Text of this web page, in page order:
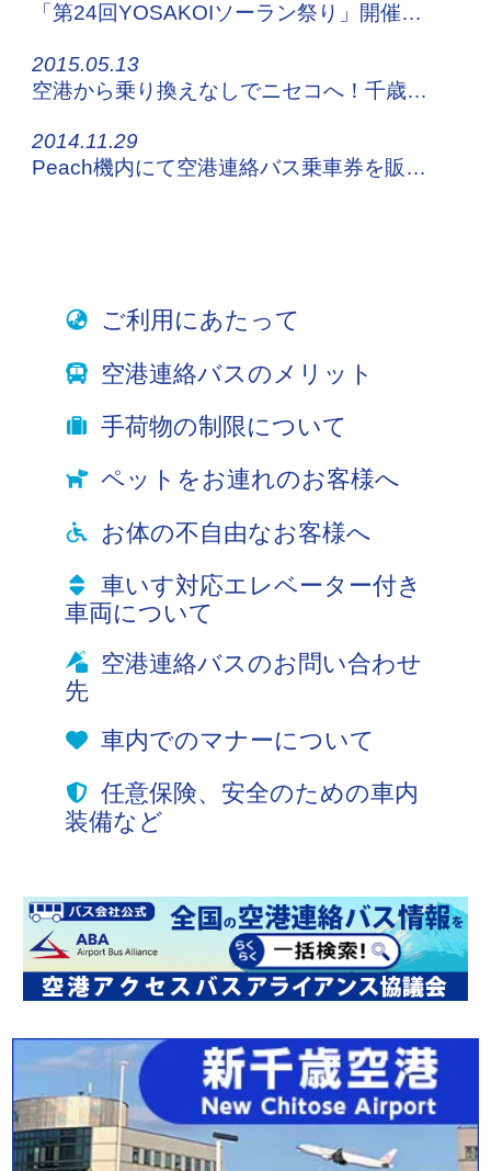
「第24回YOSAKOIソーラン祭り」開催に伴う交通規制について
2015.05.13
空港から乗り換えなしでニセコへ！千歳ニセコ線8月1日から臨時運行
2014.11.29
Peach機内にて空港連絡バス乗車券を販売開始！！
ご利用にあたって
空港連絡バスのメリット
手荷物の制限について
ペットをお連れのお客様へ
お体の不自由なお客様へ
車いす対応エレベーター付き
車両について
空港連絡バスのお問い合わせ
先
車内でのマナーについて
任意保険、安全のための車内
装備など